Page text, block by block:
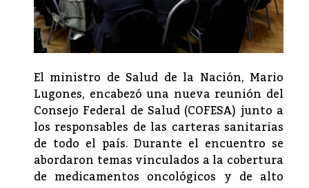
El ministro de Salud de la Nación, Mario
Lugones, encabezó una nueva reunión del
Consejo Federal de Salud (COFESA) junto a
los responsables de las carteras sanitarias
de todo el país. Durante el encuentro se
abordaron temas vinculados a la cobertura
de medicamentos oncológicos y de alto